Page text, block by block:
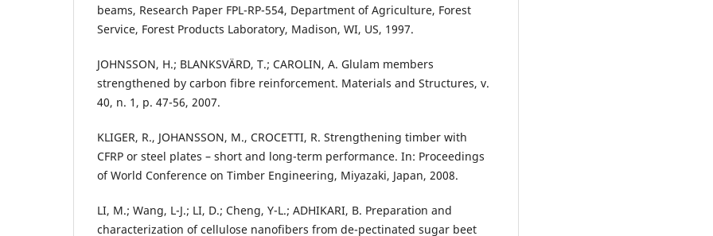
beams, Research Paper FPL-RP-554, Department of Agriculture, Forest
Service, Forest Products Laboratory, Madison, WI, US, 1997.
JOHNSSON, H.; BLANKSVÄRD, T.; CAROLIN, A. Glulam members
strengthened by carbon fibre reinforcement. Materials and Structures, v.
40, n. 1, p. 47-56, 2007.
KLIGER, R., JOHANSSON, M., CROCETTI, R. Strengthening timber with
CFRP or steel plates – short and long-term performance. In: Proceedings
of World Conference on Timber Engineering, Miyazaki, Japan, 2008.
LI, M.; Wang, L-J.; LI, D.; Cheng, Y-L.; ADHIKARI, B. Preparation and
characterization of cellulose nanofibers from de-pectinated sugar beet